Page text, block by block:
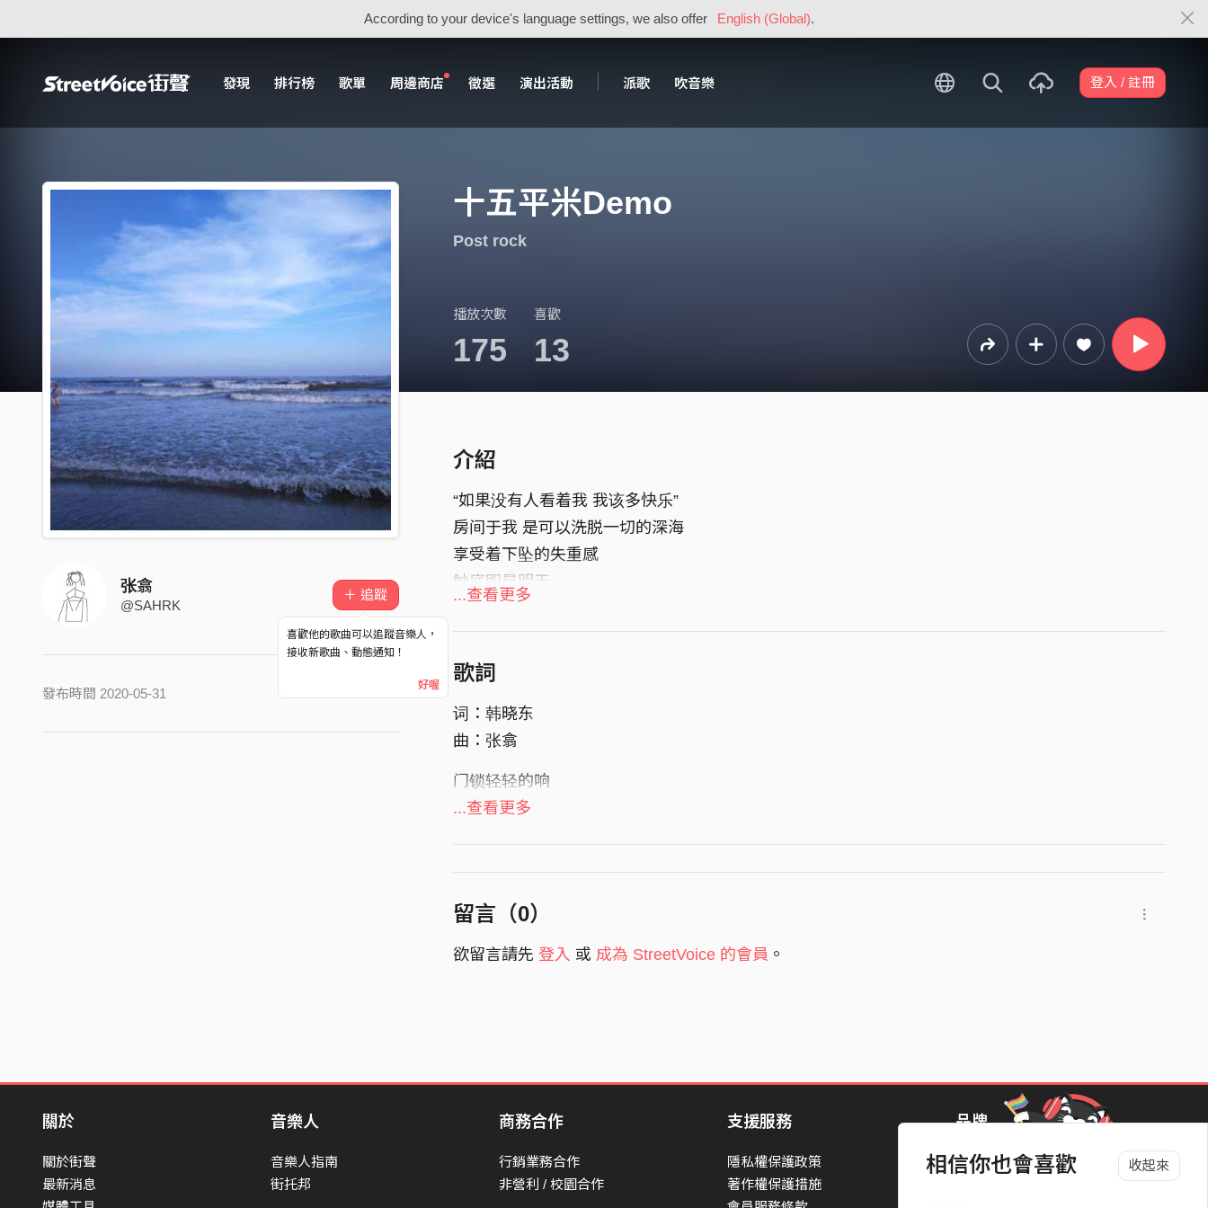
According to your device's language settings, we also offer English (Global).
發現 排行榜 歌單 周邊商店 徵選 演出活動 派歌 吹音樂 登入 / 註冊
相信你也會喜歡 收起來
十五平米Demo
Post rock
播放次數
175
喜歡
13
张翕
@SAHRK
＋ 追蹤
喜歡他的歌曲可以追蹤音樂人，
接收新歌曲、動態通知！
好喔
發布時間 2020-05-31
介紹
“如果没有人看着我 我该多快乐”
房间于我 是可以洗脱一切的深海
享受着下坠的失重感
触底即是明天
...查看更多
歌詞
词：韩晓东
曲：张翕
门锁轻轻的响
窗帘遮住好奇的目光
静悄悄 静悄悄
时间都走光
睁开眼看不到天亮
屏息凝望
我起身
是白色的墙
...查看更多
留言（0）
欲留言請先 登入 或 成為 StreetVoice 的會員 。
關於
關於街聲
最新消息
音樂人
音樂人指南
街托邦
商務合作
行銷業務合作
非營利 / 校園合作
支援服務
隱私權保護政策
著作權保護措施
品牌
StreetVoice Awards 街聲音樂獎